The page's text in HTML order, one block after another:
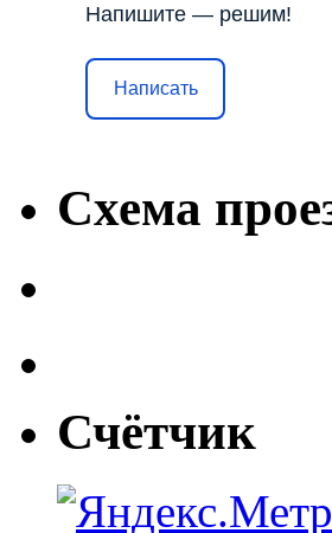
Напишите — решим!
Написать
Схема
Счётчик